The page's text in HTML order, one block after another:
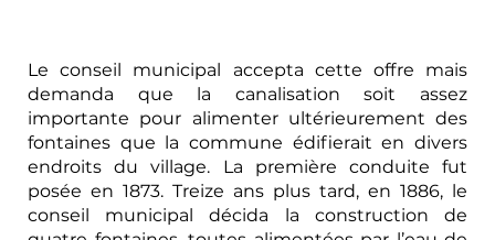
Le conseil municipal accepta cette offre mais
demanda que la canalisation soit assez
importante pour alimenter ultérieurement des
fontaines que la commune édifierait en divers
endroits du village. La première conduite fut
posée en 1873. Treize ans plus tard, en 1886, le
conseil municipal décida la construction de